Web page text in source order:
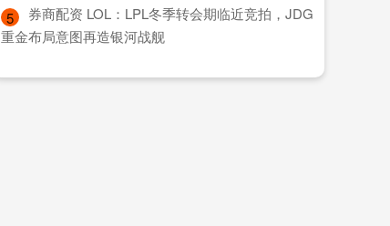
5
​券商配资 LOL：LPL冬季转会期临近竞拍，JDG
重金布局意图再造银河战舰